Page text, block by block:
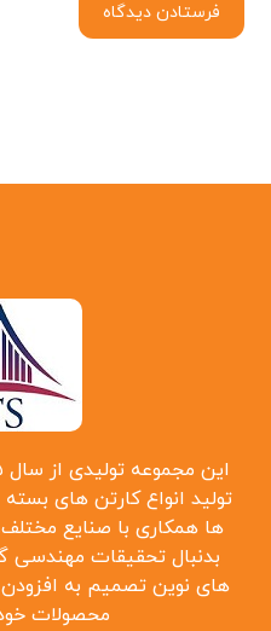
فرستادن دیدگاه
تولید انواع کارتن ‌های
بدنبال تحقیقات مهندسی
‌های نوین تصمیم به افزودن
محصولات